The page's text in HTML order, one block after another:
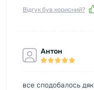
Відгук був корисний?
Антон
все сподобалось